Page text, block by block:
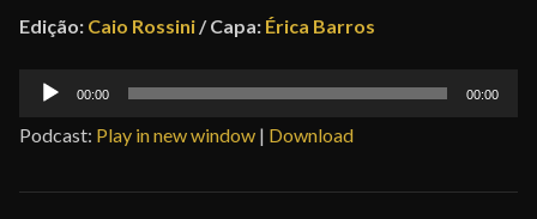
Edição: Caio Rossini / Capa: Érica Barros
Tocador00:00 00:00
Podcast: Play in new window | Download